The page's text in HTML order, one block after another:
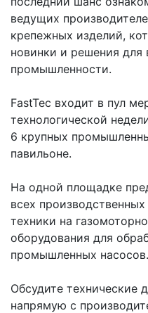
ведущих
крепежных изделий,
новинки и решения для
промышленности.
FastTec входит в пул
технологической
6 крупных
павильоне.
На одной площадке
всех
техники на
оборудования для
промышленных насосов.
Обсудите технические
напрямую с